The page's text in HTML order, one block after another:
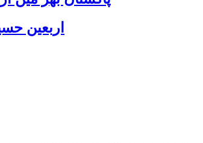
اربعین حسینی 2026: عزاداری فکر حسینی کی ترویج کا ذریعہ ہے، قائد ملت